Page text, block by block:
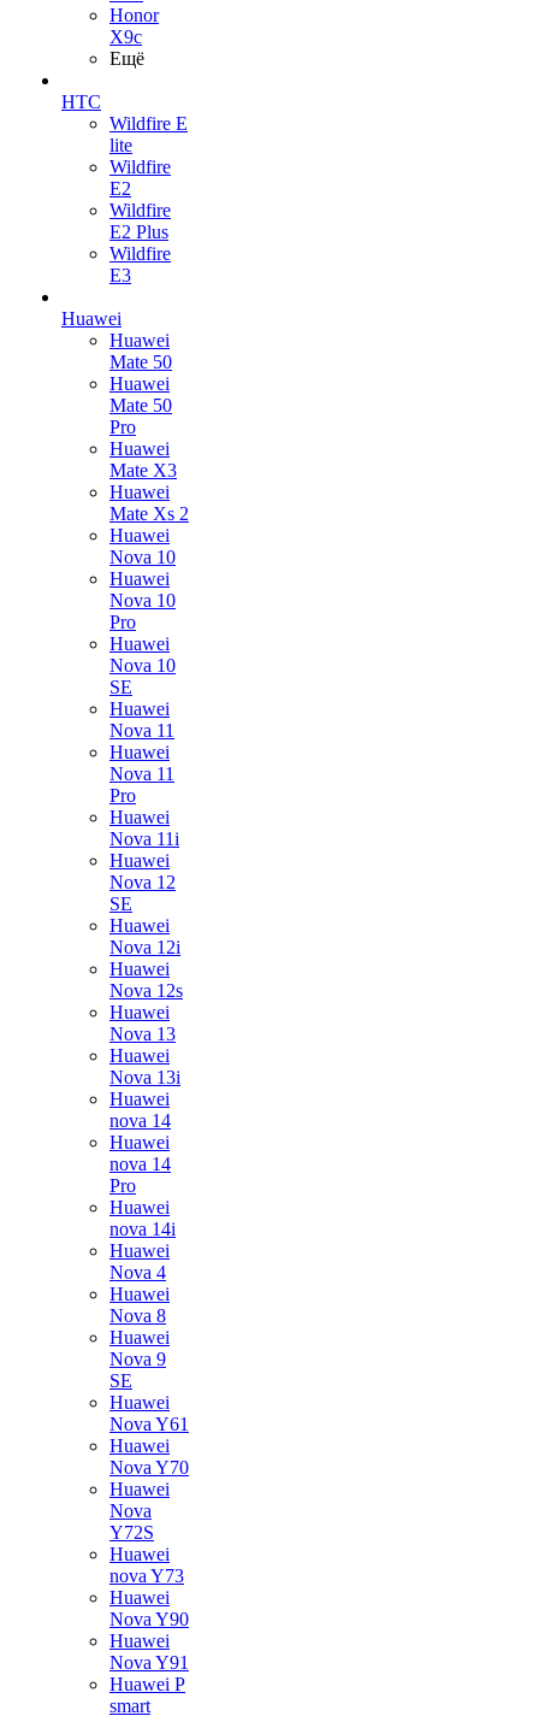
Honor
X9c
Ещё
HTC
Wildfire E
lite
Wildfire
E2
Wildfire
E2 Plus
Wildfire
E3
Huawei
Huawei
Mate 50
Huawei
Mate 50
Pro
Huawei
Mate X3
Huawei
Mate Xs 2
Huawei
Nova 10
Huawei
Nova 10
Pro
Huawei
Nova 10
SE
Huawei
Nova 11
Huawei
Nova 11
Pro
Huawei
Nova 11i
Huawei
Nova 12
SE
Huawei
Nova 12i
Huawei
Nova 12s
Huawei
Nova 13
Huawei
Nova 13i
Huawei
nova 14
Huawei
nova 14
Pro
Huawei
nova 14i
Huawei
Nova 4
Huawei
Nova 8
Huawei
Nova 9
SE
Huawei
Nova Y61
Huawei
Nova Y70
Huawei
Nova
Y72S
Huawei
nova Y73
Huawei
Nova Y90
Huawei
Nova Y91
Huawei P
smart